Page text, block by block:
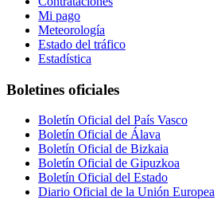
Mi pago
Meteorología
Estado del tráfico
Estadística
Boletines oficiales
Boletín Oficial del País Vasco
Boletín Oficial de Álava
Boletín Oficial de Bizkaia
Boletín Oficial de Gipuzkoa
Boletín Oficial del Estado
Diario Oficial de la Unión Europea